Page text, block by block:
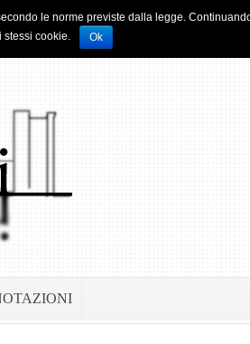
le norme previste dalla legge.
stessi cookie.
Ok